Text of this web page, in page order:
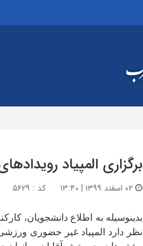
برگزاری المپیاد
کد : ۵۶۲۹
بدینوسیله به اطلاع دانشجویان،
نظر دارد المپیاد غیر حضوری